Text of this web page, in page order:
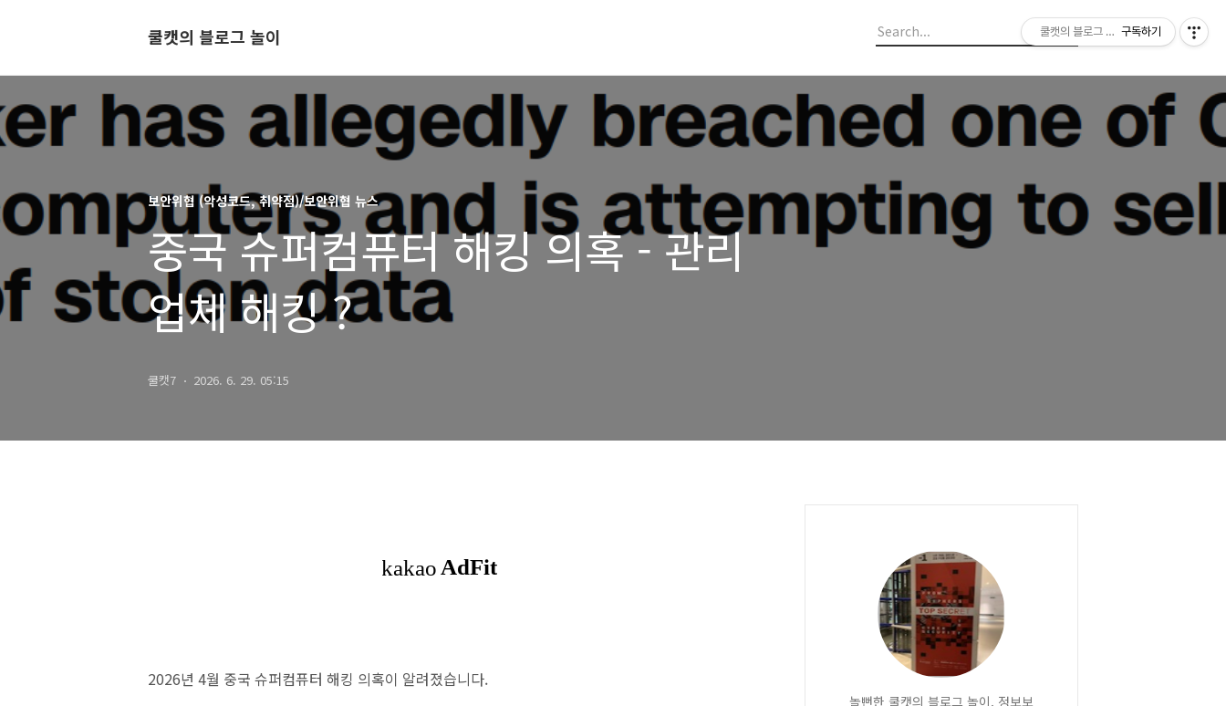
쿨캣의 블로그 놀이
보안위협 (악성코드, 취약점)/보안위협 뉴스
중국 슈퍼컴퓨터 해킹 의혹 - 관리
업체 해킹 ?
쿨캣7 2026. 6. 29. 05:15
2026년 4월 중국 슈퍼컴퓨터 해킹 의혹이 알려졌습니다.
놀뻔한 쿨캣의 블로그 놀이. 정보보
쿨캣의 블로그 놀이구독하기